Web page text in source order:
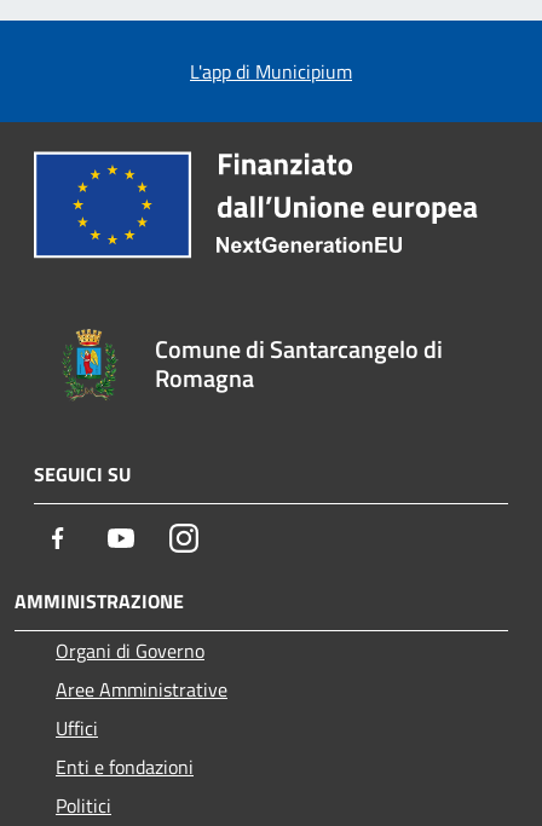
L'app di Municipium
Comune di Santarcangelo di
Romagna
SEGUICI SU
Facebook YoutubeInstagram
AMMINISTRAZIONE
Organi di Governo
Aree Amministrative
Uffici
Enti e fondazioni
Politici